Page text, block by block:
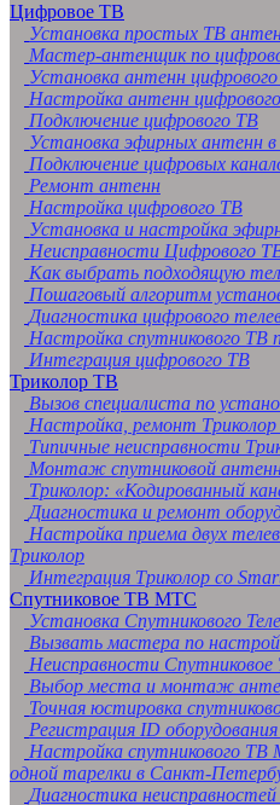
Цифровое ТВ
Установка простых ТВ
Мастер-антенщик по
Установка антенн цифрового
Настройка антенн
Подключение цифрового ТВ
Установка эфирных антенн в
Подключение цифровых
Ремонт антенн
Настройка цифрового ТВ
Установка и настройка
Неисправности Цифрового
Как выбрать подходящую
Пошаговый алгоритм
Диагностика цифрового
Настройка спутникового ТВ
Интеграция цифрового ТВ
Триколор ТВ
Вызов специалиста по
Настройка, ремонт
Типичные неисправности
Монтаж спутниковой
Триколор: «Кодированный
Диагностика и ремонт
Настройка приема двух
Триколор
Интеграция Триколор со
Спутниковое ТВ МТС
Установка Спутникового
Вызвать мастера по
Неисправности
Выбор места и монтаж
Точная юстировка
Регистрация ID
Настройка спутникового ТВ
одной тарелки в Санкт-
Диагностика